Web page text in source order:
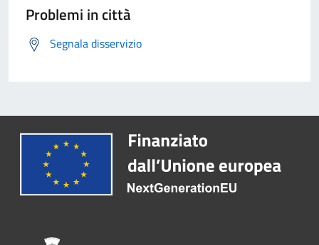
Problemi in città
Segnala disservizio